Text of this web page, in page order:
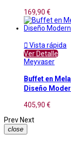
169,90 €
 Vista rápida
Ver Detalle
Meyvaser
Buffet en
Diseño
405,90 €
Prev Next
close